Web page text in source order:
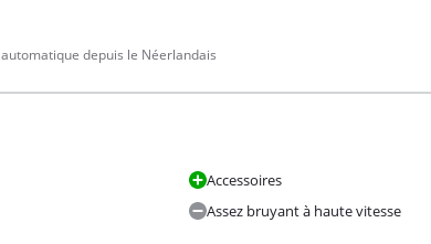
depuis le Néerlandais
Accessoires
Assez bruyant à haute vitesse